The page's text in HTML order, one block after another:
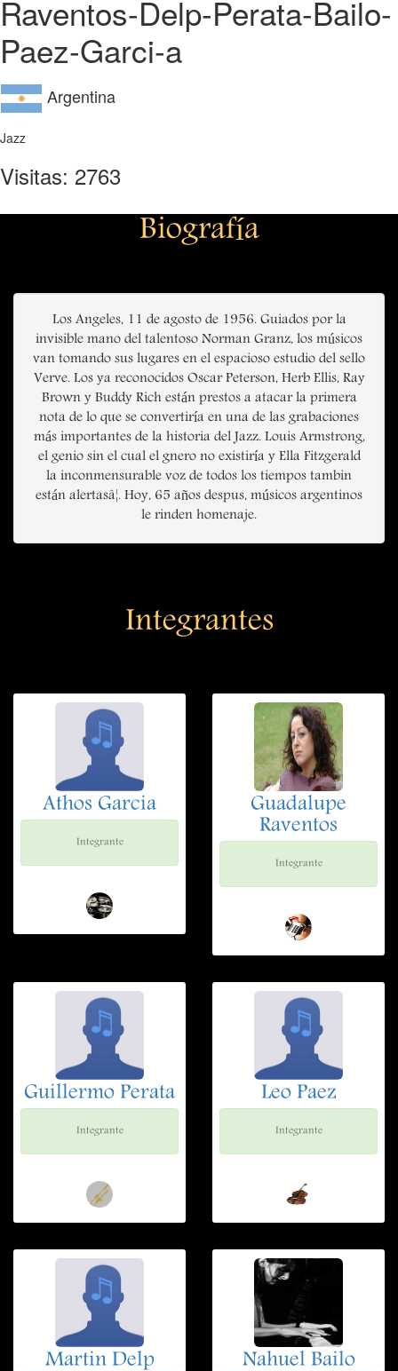
Raventos-Delp-Perata-Bailo-
Paez-Garci-­a
Argentina
Jazz
Visitas: 2763
Biografía
Los Angeles, 11 de agosto de 1956. Guiados por la
invisible mano del talentoso Norman Granz, los músicos
van tomando sus lugares en el espacioso estudio del sello
Verve. Los ya reconocidos Oscar Peterson, Herb Ellis, Ray
Brown y Buddy Rich están prestos a atacar la primera
nota de lo que se convertiría en una de las grabaciones
más importantes de la historia del Jazz. Louis Armstrong,
el genio sin el cual el gnero no existiría y Ella Fitzgerald
la inconmensurable voz de todos los tiempos tambin
están alertasâ¦. Hoy, 65 años despus, músicos argentinos
le rinden homenaje.
Integrantes
Athos Garcia
Integrante
Guadalupe
Raventos
Integrante
Guillermo Perata
Integrante
Leo Paez
Integrante
Martin Delp Nahuel Bailo